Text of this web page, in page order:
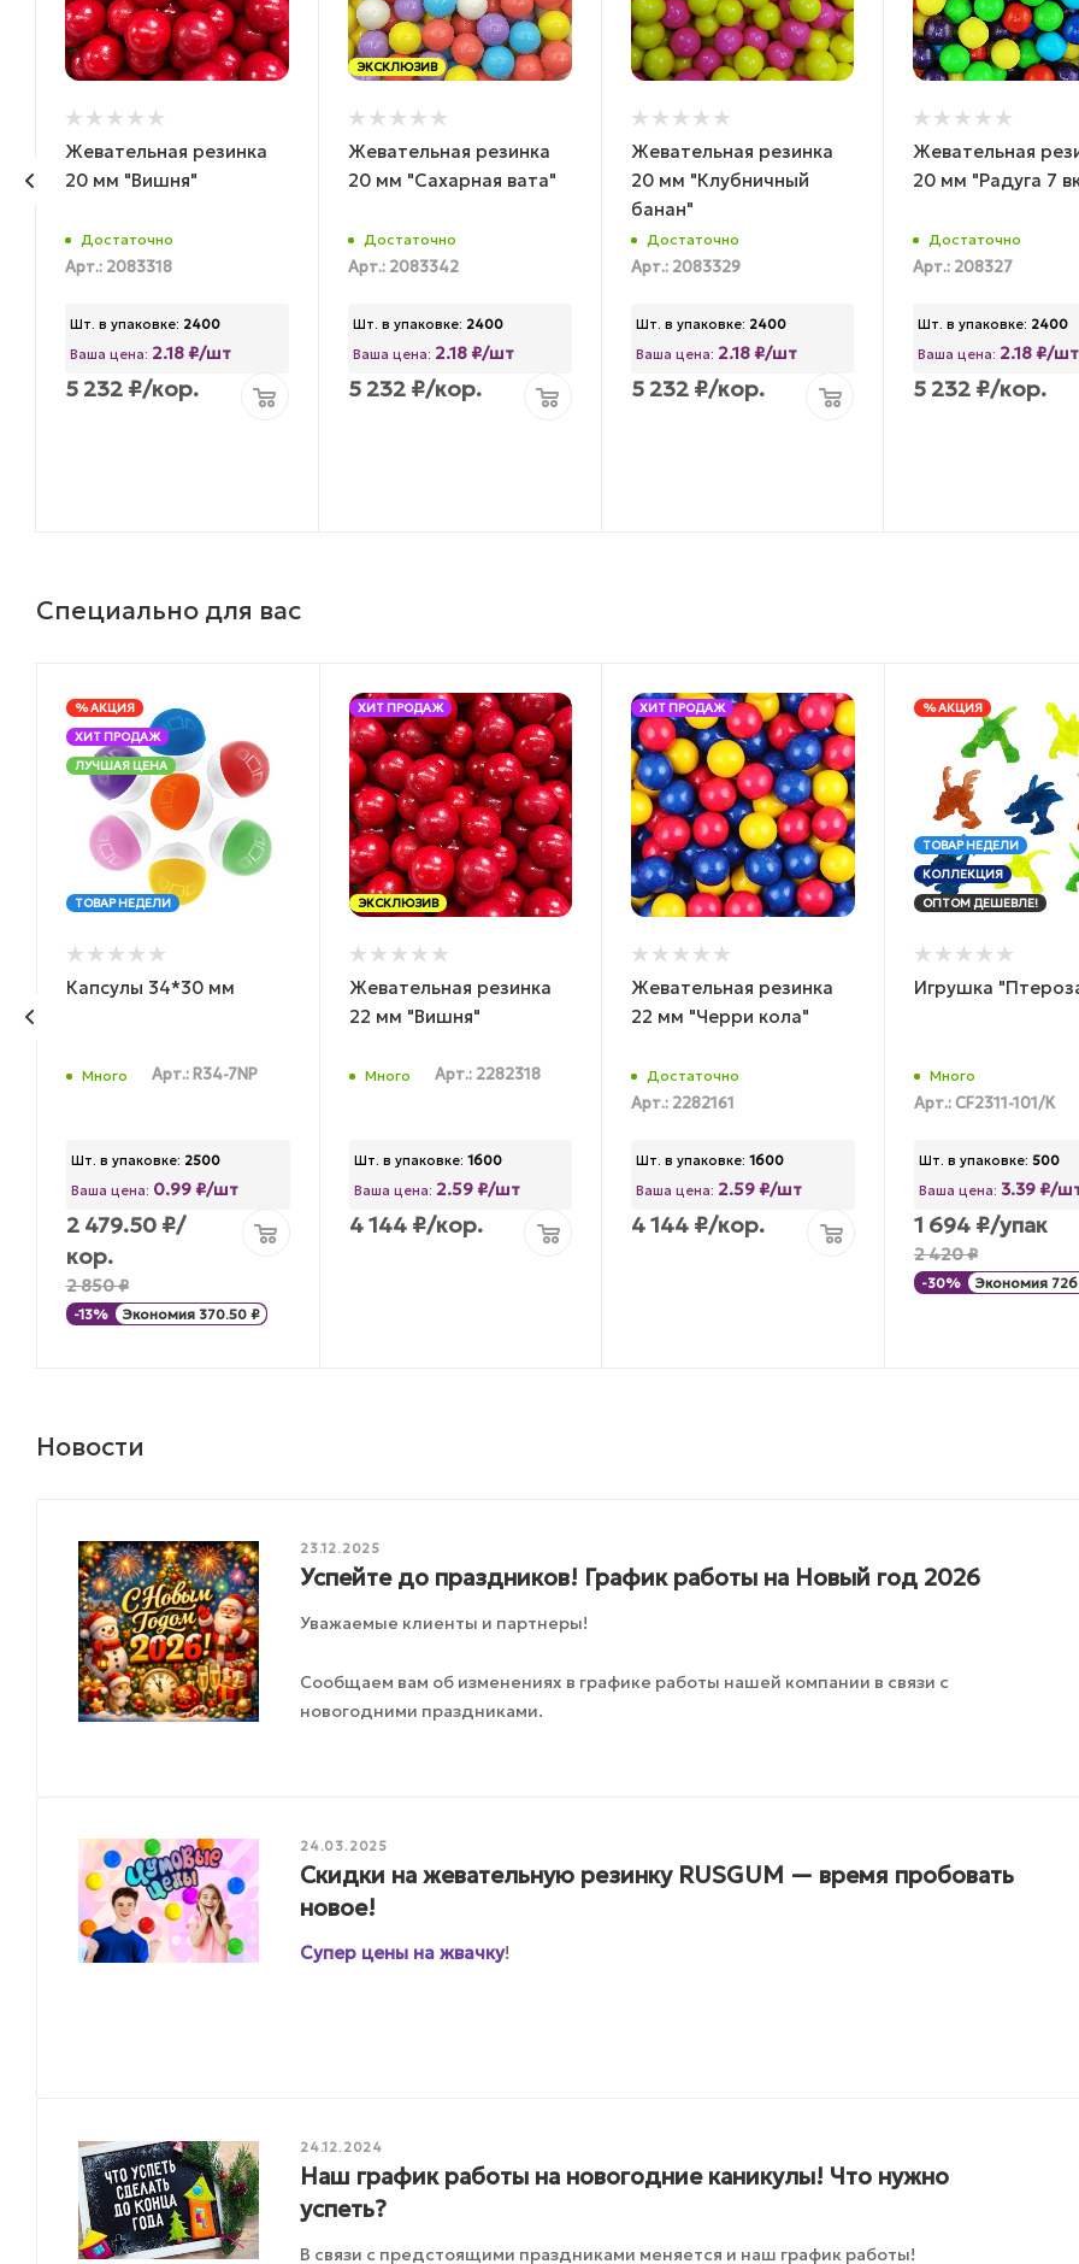
Жевательная резинка
20 мм "Вишня"
Достаточно
Арт.: 2083318
Шт. в упаковке: 2400
Ваша цена: 2.18 ₽/шт
5 232 ₽/кор.
ЭКСКЛЮЗИВ
Жевательная резинка
20 мм "Сахарная вата"
Достаточно
Арт.: 2083342
Шт. в упаковке: 2400
Ваша цена: 2.18 ₽/шт
5 232₽/кор.
Жевательная резинка
20 мм "Клубничный
банан"
Достаточно
Арт.: 2083329
Шт. в упаковке: 2400
Ваша цена: 2.18 ₽/шт
5 232₽/кор.
Жевательная
20 мм "Радуга 7
Достаточно
Арт.: 208327
Шт. в упаковке: 2400
Ваша цена: 2.18 ₽/шт
5 232 ₽/кор.
Специально для вас
% АКЦИЯ
ХИТ ПРОДАЖ
ЛУЧШАЯ ЦЕНА
ТОВАР НЕДЕЛИ
Капсулы 34*30 мм
Много Арт.: R34-7NP
Шт. в упаковке: 2500
Ваша цена: 0.99 ₽/шт
2 479.50₽/
кор.
2 850₽
-13% Экономия 370.50₽
ХИТ ПРОДАЖ
ЭКСКЛЮЗИВ
Жевательная резинка
22 мм "Вишня"
Много Арт.: 2282318
Шт. в упаковке: 1600
Ваша цена: 2.59 ₽/шт
4 144₽/кор.
ХИТ ПРОДАЖ
Жевательная резинка
22 мм "Черри кола"
Достаточно
Арт.: 2282161
Шт. в упаковке: 1600
Ваша цена: 2.59 ₽/шт
4 144 ₽/кор.
% АКЦИЯ
ТОВАР НЕДЕЛИ
КОЛЛЕКЦИЯ
ОПТОМ ДЕШЕВЛЕ!
Игрушка
Много
Арт.: CF2311-101/К
Шт. в упаковке: 500
Ваша цена: 3.39 ₽/
1 694 ₽/упак
2 420₽
-30% Экономия 726
Новости
23.12.2025
Успейте до праздников! График работы на Новый год 2026
Уважаемые клиенты и партнеры!
Сообщаем вам об изменениях в графике работы нашей компании в связи с
новогодними праздниками.
24.03.2025
Скидки на жевательную резинку RUSGUM — время пробовать
новое!
Супер цены на жвачку!
24.12.2024
Наш график работы на новогодние каникулы! Что нужно
успеть?
В связи с предстоящими праздниками меняется и наш график работы!